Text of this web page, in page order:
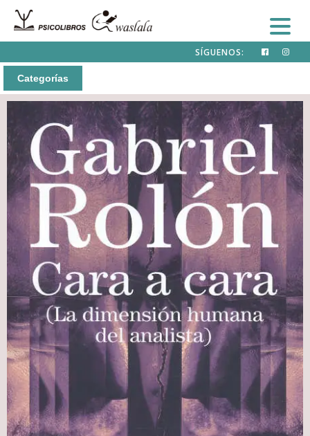
SÍGUENOS:
Categorías